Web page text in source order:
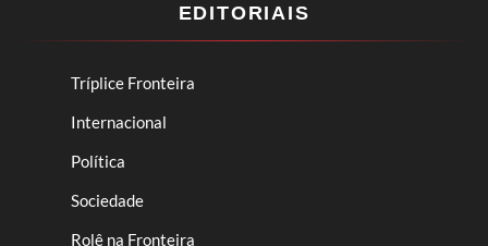
EDITORIAIS
Tríplice Fronteira
Internacional
Política
Sociedade
Rolê na Fronteira